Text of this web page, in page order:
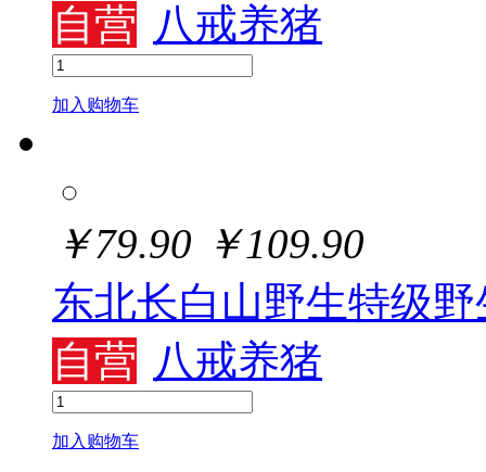
自营 八戒养猪
加入购物车
￥79.90 ￥109.90
东北长白山野生特级
自营 八戒养猪
加入购物车